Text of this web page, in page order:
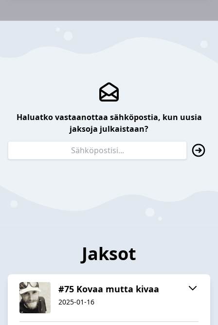
Haluatko vastaanottaa sähköpostia, kun uusia
jaksoja julkaistaan?
Jaksot
#75 Kovaa mutta kivaa
2025-01-16